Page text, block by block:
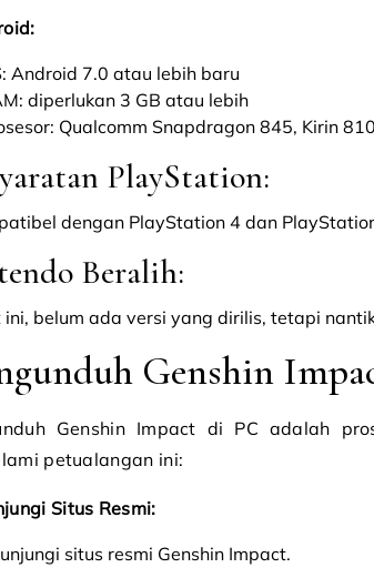
Android 7.0 atau lebih baru
diperlukan 3 GB atau lebih
Qualcomm Snapdragon 845, Kirin
PlayStation:
dengan PlayStation 4 dan
Beralih:
ini, belum ada versi yang dirilis, tetapi
Genshin
Genshin Impact di PC adalah
petualangan ini:
Situs Resmi:
situs resmi Genshin Impact.